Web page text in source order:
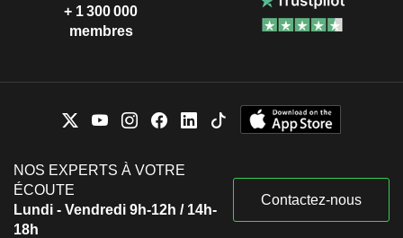
+ 1 300 000
membres
NOS EXPERTS À VOTRE
ÉCOUTE
Lundi - Vendredi 9h-12h / 14h-
18h
Contactez-nous